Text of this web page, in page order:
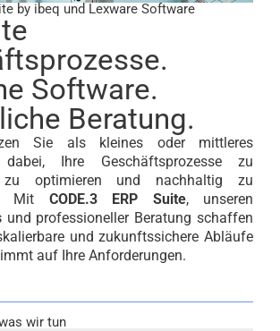
by ibeq und Lexware Software
Software.
Beratung.
Sie als kleines oder mittleres
dabei, Ihre Geschäftsprozesse zu
zu optimieren und nachhaltig zu
Mit CODE.3 ERP Suite, unseren
und professioneller Beratung schaffen
und zukunftssichere Abläufe
auf Ihre Anforderungen.
wir tun